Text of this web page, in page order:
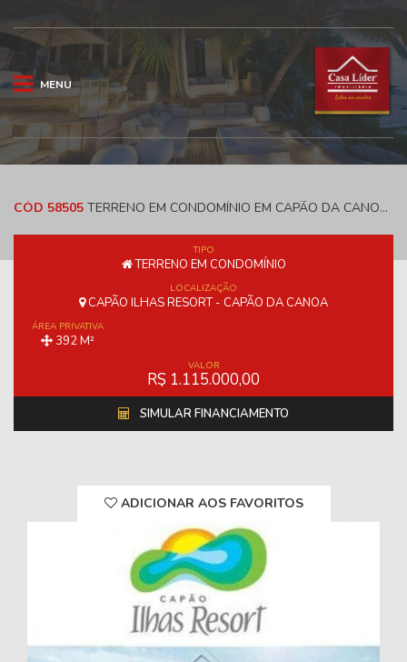
MENU
CÓD 58505 TERRENO EM CONDOMÍNIO EM CAPÃO DA CANOA E 392 M² - CAPÃO ILHAS RESORT
TIPO
TERRENO EM CONDOMÍNIO
LOCALIZAÇÃO
CAPÃO ILHAS RESORT - CAPÃO DA CANOA
ÁREA PRIVATIVA
392 M²
VALOR
R$ 1.115.000,00
SIMULAR FINANCIAMENTO
ADICIONAR AOS FAVORITOS